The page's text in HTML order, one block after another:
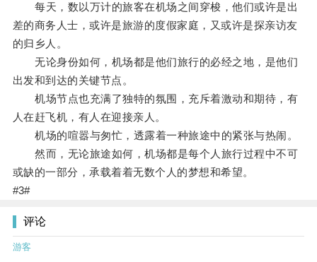
每天，数以万计的旅客在机场之间穿梭，他们或许是出
差的商务人士，或许是旅游的度假家庭，又或许是探亲访友
的归乡人。
无论身份如何，机场都是他们旅行的必经之地，是他们
出发和到达的关键节点。
机场节点也充满了独特的氛围，充斥着激动和期待，有
人在赶飞机，有人在迎接亲人。
机场的喧嚣与匆忙，透露着一种旅途中的紧张与热闹。
然而，无论旅途如何，机场都是每个人旅行过程中不可
或缺的一部分，承载着着无数个人的梦想和希望。
#3#
评论
游客